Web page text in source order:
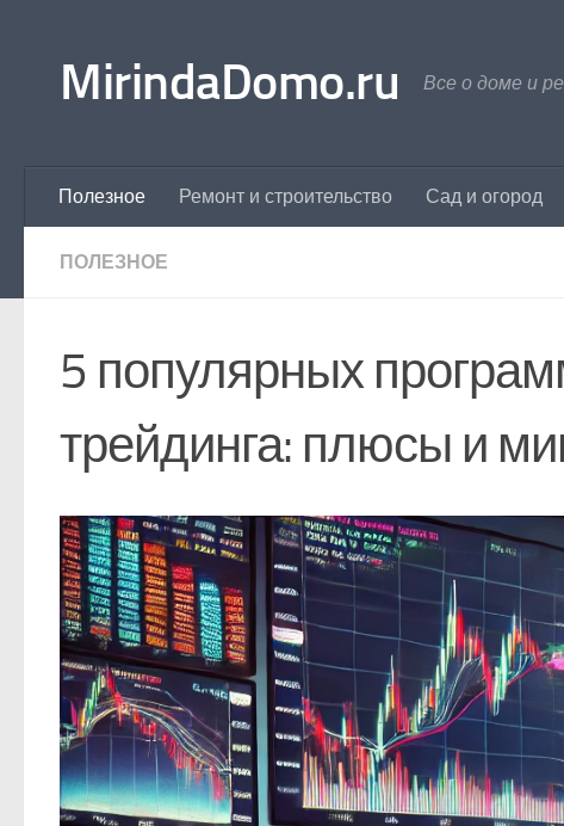
MirindaDomo.ru Все о доме и
Полезное Ремонт и строительство Сад и огород
ПОЛЕЗНОЕ
5 популярных
трейдинга: плюсы и